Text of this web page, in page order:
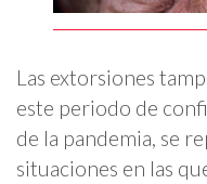
Las extorsiones
este periodo de
de la pandemia, se
situaciones en las